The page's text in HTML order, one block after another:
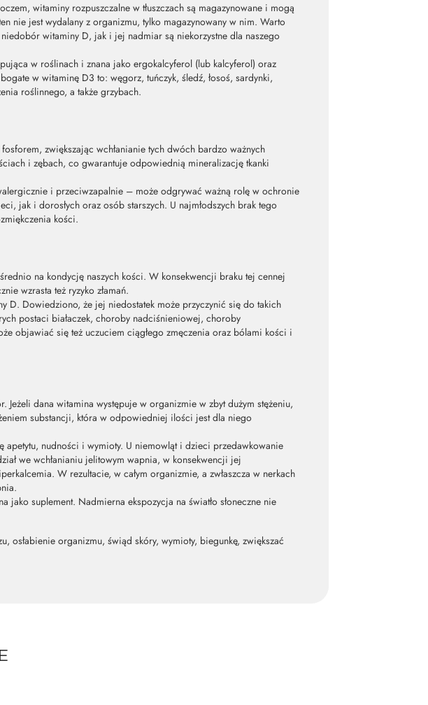
witaminy rozpuszczalne w tłuszczach są magazynowane i mogą
nie jest wydalany z organizmu, tylko magazynowany w nim. Warto
witaminy D, jak i jej nadmiar są niekorzystne dla naszego
w roślinach i znana jako ergokalcyferol (lub kalcyferol) oraz
w witaminę D3 to: węgorz, tuńczyk, śledź, łosoś, sardynki,
roślinnego, a także grzybach.
zwiększając wchłanianie tych dwóch bardzo ważnych
i zębach, co gwarantuje odpowiednią mineralizację tkanki
i przeciwzapalnie – może odgrywać ważną rolę w ochronie
jak i dorosłych oraz osób starszych. U najmłodszych brak tego
kości.
na kondycję naszych kości. W konsekwencji braku tej cennej
wzrasta też ryzyko złamań.
D. Dowiedziono, że jej niedostatek może przyczynić się do takich
postaci białaczek, choroby nadciśnieniowej, choroby
objawiać się też uczuciem ciągłego zmęczenia oraz bólami kości i
dana witamina występuje w organizmie w zbyt dużym stężeniu,
substancji, która w odpowiedniej ilości jest dla niego
apetytu, nudności i wymioty. U niemowląt i dzieci przedawkowanie
we wchłanianiu jelitowym wapnia, w konsekwencji jej
W rezultacie, w całym organizmie, a zwłaszcza w nerkach
jako suplement. Nadmierna ekspozycja na światło słoneczne nie
organizmu, świąd skóry, wymioty, biegunkę, zwiększać